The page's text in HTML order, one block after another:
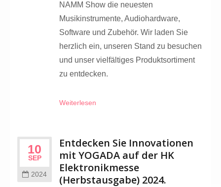
NAMM Show die neuesten
Musikinstrumente, Audiohardware,
Software und Zubehör. Wir laden Sie
herzlich ein, unseren Stand zu besuchen
und unser vielfältiges Produktsortiment
zu entdecken.
Weiterlesen
10
SEP
2024
Entdecken Sie Innovationen
mit YOGADA auf der HK
Elektronikmesse
(Herbstausgabe) 2024.